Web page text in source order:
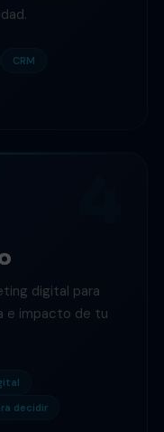
CRM
digital para
e impacto de tu
decidir